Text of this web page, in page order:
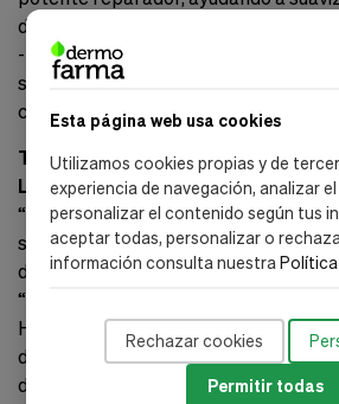
Esta página web usa cookies
Utilizamos cookies propias y de
experiencia de navegación, analizar
personalizar el contenido según tus
aceptar todas, personalizar o
información consulta nuestra
Rechazar cookies
Permitir todas
de expresión.
-
Textura Mejorada
saludable, ideal para pieles que
cuidado.
Testimonios
Lo Que Dicen Nuestros Clientes
“Desde que empecé a usar Hyalu B5,
sentido mejor. La hidratación es
disminuido visiblemente.”– María L.
“He probado muchos productos para
Hyalu B5 realmente ha hecho una
de mis ojos está más iluminado y las
disminuido. ¡Definitivamente lo